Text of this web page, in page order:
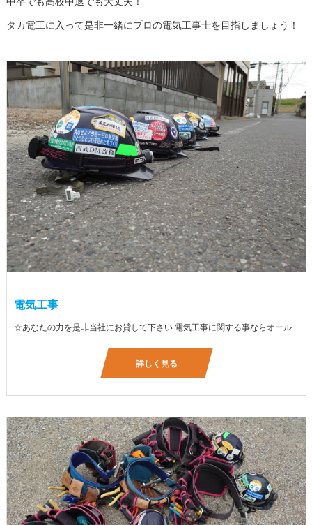
タカ電工に入って是非一緒にプロの電気工事士を目指しましょう！
電気工事
☆あなたの力を是非当社にお貸して下さい 電気工事に関する事ならオールマイティに対応しております（室内配線・室外配線、スイッチコンセント取付け、照明器具取付け、配電盤取付け、エアコン取付け、LANケーブル配線、アンテナ取付けなど） 【工具支給致します】 また新品工具と新品作業服を完全支給を致します。 高品質の作業服と工具入社してくれた方には支給致します♪
詳しく見る